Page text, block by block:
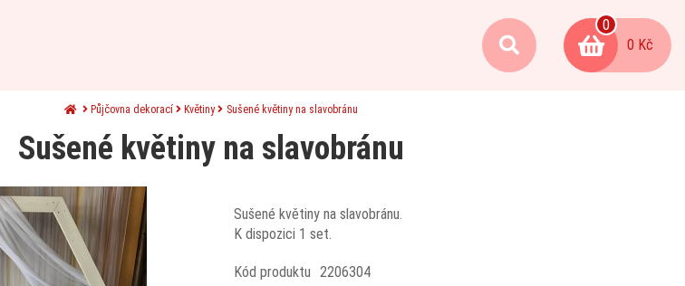
0
0 Kč
Půjčovna dekorací Květiny Sušené květiny na slavobránu
Sušené květiny na slavobránu
Sušené květiny na slavobránu.
K dispozici 1 set.
Kód produktu 2206304